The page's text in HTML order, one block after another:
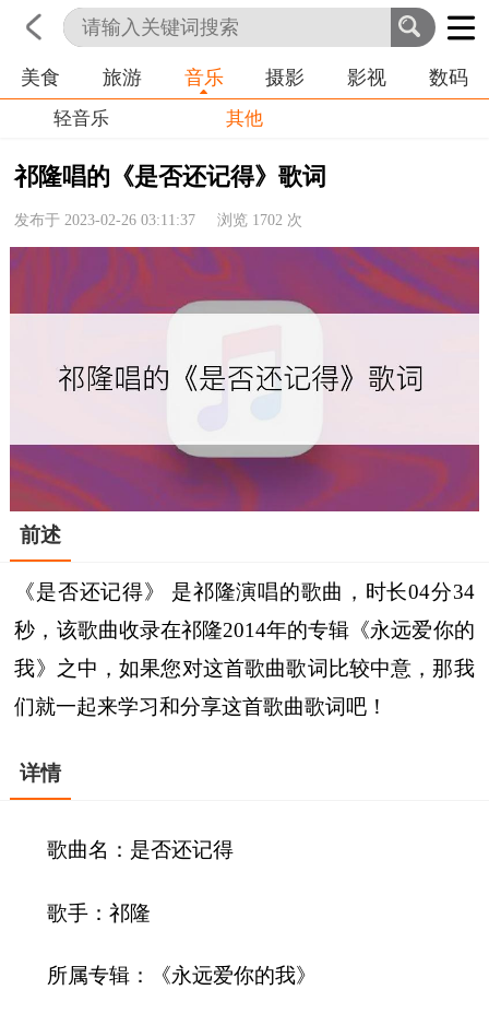
首页 科技 生活 职业
美食 旅游 音乐 摄影 影视 数码
轻音乐 其他
祁隆唱的《是否还记得》歌词
发布于 2023-02-26 03:11:37 浏览 1702 次
前述
《是否还记得》 是祁隆演唱的歌曲，时长04分34
秒，该歌曲收录在祁隆2014年的专辑《永远爱你的
我》之中，如果您对这首歌曲歌词比较中意，那我
们就一起来学习和分享这首歌曲歌词吧！
详情
歌曲名：是否还记得
歌手：祁隆
所属专辑：《永远爱你的我》